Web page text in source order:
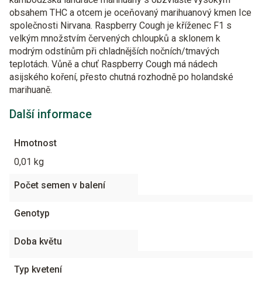
obsahem THC a otcem je oceňovaný marihuanový kmen Ice
společnosti Nirvana. Raspberry Cough je kříženec F1 s
velkým množstvím červených chloupků a sklonem k
modrým odstínům při chladnějších nočních/tmavých
teplotách. Vůně a chuť Raspberry Cough má nádech
asijského koření, přesto chutná rozhodně po holandské
marihuaně.
Další informace
Hmotnost
0,01 kg
Počet semen v balení
Genotyp
Doba květu
Typ kvetení